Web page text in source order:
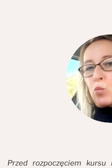
Przed rozpoczęciem kursu